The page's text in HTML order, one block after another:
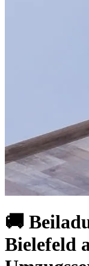
🚚
Bielefeld